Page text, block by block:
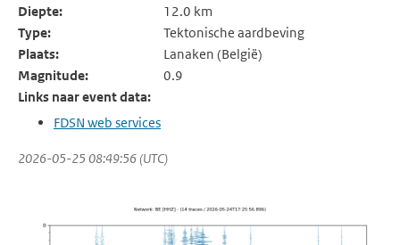
Diepte:
12.0 km
Type:
Tektonische aardbeving
Plaats:
Lanaken (België)
Magnitude:
0.9
Links naar event data:
FDSN web services
2026-05-25 08:49:56 (UTC)